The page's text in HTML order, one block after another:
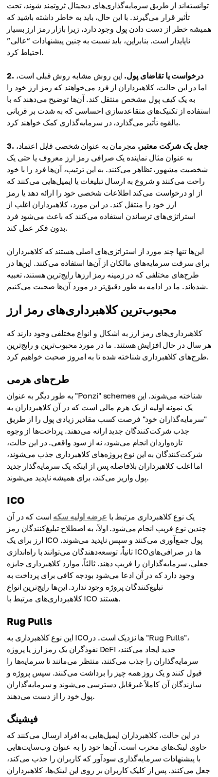
توانسته‌اند از طریق سرمایه‌گذاری‌های دیجیتال ثروتمند شوند، تحت
تأثیر قرار می‌گیرند. با این حال، باید به خاطر داشته باشید که
همیشه خطر از دست دادن پول وجود دارد، زیرا بازار رمز ارز بسیار
ناپایدار است. بنابراین، باید نسبت به چنین پیشنهادات “عالی”
احتیاط کرد.
2. درخواست یا تقاضای پول. این روش مشابه روش قبلی است،
اما در این حالت، کلاهبرداران از فرد می‌خواهند که رمز ارز خود را
به یک کیف پول مشخص منتقل کند. آن‌ها توضیح می‌دهند که با
استفاده از تکنیک‌های متقاعدسازی احساسی که به شدت بر قربانی
بالقوه تأثیر می‌گذارد، در سرمایه‌گذاری کمک خواهند کرد.
3. جعل یک شرکت معتبر. مجرمان به عنوان شخصی قابل اعتماد،
به عنوان مثال نماینده یک صرافی رمز ارز معروف یا حتی یک
شخصیت مشهور، تظاهر می‌کنند. به این ترتیب، آن‌ها فرد را با خود
راحت می‌کنند و شروع به ارسال تبلیغات یا ایمیل‌هایی می‌کنند که
از او درخواست می‌کند اطلاعات شخصی خود را ارائه دهد یا رمز
ارز خود را منتقل کند. در این مورد، کلاهبرداران اغلب از
استراتژی‌های ترساندن استفاده می‌کنند که باعث می‌شود فرد
بدون فکر عمل کند.
این‌ها تنها چند مورد از استراتژی‌های اصلی هستند که کلاهبرداران
برای سرقت سرمایه‌های مالکان از آن‌ها استفاده می‌کنند. این‌ها در
طرح‌های مختلفی که در زمینه رمز ارزها رایج‌ترین هستند، تعبیه
شده‌اند. ما در ادامه به طور دقیق‌تر در مورد آن‌ها صحبت می‌کنیم.
محبوب‌ترین کلاهبرداری‌های رمز ارز
کلاهبرداری‌های رمز ارز به اشکال و انواع مختلفی وجود دارند که
هر سال در حال افزایش هستند. ما در مورد محبوب‌ترین و رایج‌ترین
طرح‌های کلاهبرداری شناخته شده تا به امروز صحبت خواهیم کرد.
طرح‌های هرمی
به طور دیگر به عنوان "Ponzi" schemes شناخته می‌شوند. این
یک نمونه اولیه از یک هرم مالی است که در آن کلاهبرداران به
"سرمایه‌گذاران خود" فرصت کسب مقادیر زیادی پول را از طریق
جذب شرکت‌کنندگان جدید ارائه می‌دهند. پرداخت‌ها از وجوه
تازه‌واردان انجام می‌شود، نه از سود واقعی. در این حالت،
شرکت‌کنندگان به این نوع پروژه‌های کلاهبرداری جذب می‌شوند،
اما اغلب کلاهبرداران بلافاصله پس از اینکه یک سرمایه‌گذار جدید
پول واریز می‌کند، برای همیشه ناپدید می‌شوند.
ICO
یک نوع کلاهبرداری مرتبط با عرضه اولیه سکه است که در آن
چندین نوع فریب انجام می‌شود. اولاً، به اصطلاح تبلیغ‌کنندگان رمز
ارز برای یک ICO پول جمع‌آوری می‌کنند و سپس ناپدید می‌شوند.
ثانیاً، توسعه‌دهندگان می‌توانند با راه‌اندازی ICO‌ها در صرافی‌های
جعلی، سرمایه‌گذاران را فریب دهند. ثالثاً، موارد کلاهبرداری جایزه
وجود دارد که در آن ادعا می‌شود بودجه کافی برای پرداخت به
تبلیغ‌کنندگان پروژه وجود ندارد. این‌ها رایج‌ترین انواع
کلاهبرداری‌های مرتبط با ICO هستند.
Rug Pulls
این نوع کلاهبرداری به ICO‌ها نزدیک است. در "Rug Pulls"،
نفوذگران یک رمز ارز یا پروژه DeFi جدید ایجاد می‌کنند،
سرمایه‌گذاران را جذب می‌کنند، منتظر می‌مانند تا سرمایه‌ها را
قبول کنند و یک روز همه چیز را برداشت می‌کنند. سپس پروژه و
سازندگان آن کاملاً غیرقابل دسترسی می‌شوند و سرمایه‌گذاران
پول خود را از دست می‌دهند.
فیشینگ
در این حالت، کلاهبرداران ایمیل‌هایی به افراد ارسال می‌کنند که
حاوی لینک‌های مخرب است. آن‌ها خود را به عنوان وب‌سایت‌هایی
با پیشنهادات سرمایه‌گذاری سودآور که کاربران را جذب می‌کند،
جعل می‌کنند. پس از کلیک کاربران بر روی این لینک‌ها، کلاهبرداران